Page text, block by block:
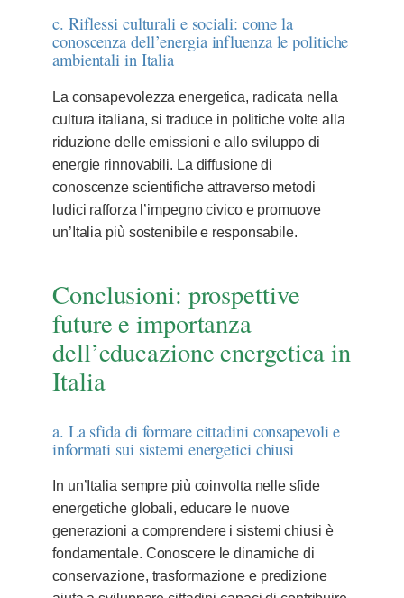
c. Riflessi culturali e sociali: come la
conoscenza dell’energia influenza le politiche
ambientali in Italia
La consapevolezza energetica, radicata nella
cultura italiana, si traduce in politiche volte alla
riduzione delle emissioni e allo sviluppo di
energie rinnovabili. La diffusione di
conoscenze scientifiche attraverso metodi
ludici rafforza l’impegno civico e promuove
un’Italia più sostenibile e responsabile.
Conclusioni: prospettive
future e importanza
dell’educazione energetica in
Italia
a. La sfida di formare cittadini consapevoli e
informati sui sistemi energetici chiusi
In un’Italia sempre più coinvolta nelle sfide
energetiche globali, educare le nuove
generazioni a comprendere i sistemi chiusi è
fondamentale. Conoscere le dinamiche di
conservazione, trasformazione e predizione